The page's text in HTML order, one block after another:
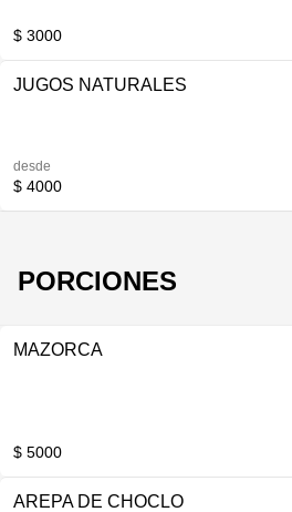
$ 3000
JUGOS NATURALES
desde
$ 4000
PORCIONES
MAZORCA
$ 5000
AREPA DE CHOCLO